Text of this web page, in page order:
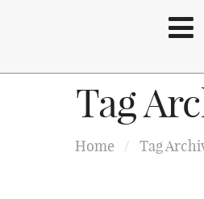
A
Index des
Tag
Home / Tag